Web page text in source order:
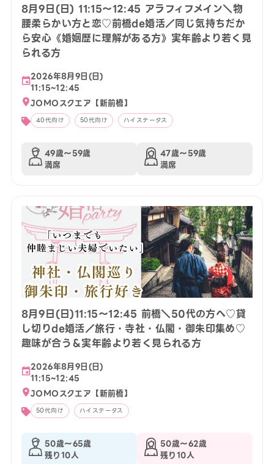
8月9日(日) 11:15〜12:45 アラフィフメイン＼物
腰柔らかい方と恋♡前橋de婚活／同じ気持ちだか
ら安心《婚姻歴に理解がある方》実年齢より若く見
られる方
2026年8月9日(日)
11:15~12:45
JOMOスクエア【新前橋】
40代向け 50代向け ハイステータス
49歳〜59歳
満席
47歳〜59歳
満席
8月9日(日)11:15〜12:45 前橋＼50代の方へ♡貸
し切りde婚活／旅行・寺社・仏閣・御朱印集め♡
趣味が合う＆実年齢より若く見られる方
2026年8月9日(日)
11:15~12:45
JOMOスクエア【新前橋】
50代向け ハイステータス
50歳〜65歳
残り10人
50歳〜62歳
残り10人